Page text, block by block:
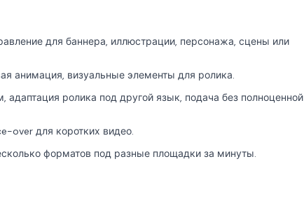
для баннера, иллюстрации, персонажа, сцены или
анимация, визуальные элементы для ролика.
адаптация ролика под другой язык, подача без полноценной
over для коротких видео.
форматов под разные площадки за минуты.